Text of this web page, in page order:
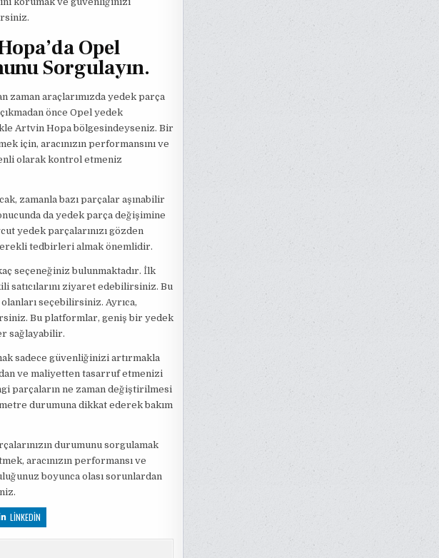
Opel
Sorgulayın.
zaman araçlarımızda yedek parça
önce Opel yedek
Artvin Hopa bölgesindeyseniz. Bir
için, aracınızın performansını ve
olarak kontrol etmeniz
zamanla bazı parçalar aşınabilir
da yedek parça değişimine
yedek parçalarınızı gözden
tedbirleri almak önemlidir.
seçeneğiniz bulunmaktadır. İlk
satıcılarını ziyaret edebilirsiniz. Bu
seçebilirsiniz. Ayrıca,
Bu platformlar, geniş bir yedek
sağlayabilir.
sadece güvenliğinizi artırmakla
ve maliyetten tasarruf etmenizi
parçaların ne zaman değiştirilmesi
durumuna dikkat ederek bakım
durumunu sorgulamak
aracınızın performansı ve
boyunca olası sorunlardan
LINKEDIN